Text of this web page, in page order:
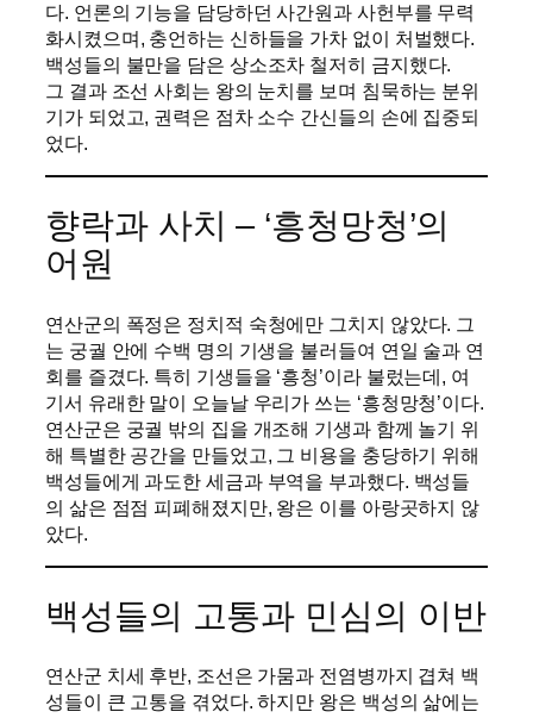
다. 언론의 기능을 담당하던 사간원과 사헌부를 무력
화시켰으며, 충언하는 신하들을 가차 없이 처벌했다.
백성들의 불만을 담은 상소조차 철저히 금지했다.
그 결과 조선 사회는 왕의 눈치를 보며 침묵하는 분위
기가 되었고, 권력은 점차 소수 간신들의 손에 집중되
었다.
향락과 사치 – ‘흥청망청’의
어원
연산군의 폭정은 정치적 숙청에만 그치지 않았다. 그
는 궁궐 안에 수백 명의 기생을 불러들여 연일 술과 연
회를 즐겼다. 특히 기생들을 ‘흥청’이라 불렀는데, 여
기서 유래한 말이 오늘날 우리가 쓰는 ‘흥청망청’이다.
연산군은 궁궐 밖의 집을 개조해 기생과 함께 놀기 위
해 특별한 공간을 만들었고, 그 비용을 충당하기 위해
백성들에게 과도한 세금과 부역을 부과했다. 백성들
의 삶은 점점 피폐해졌지만, 왕은 이를 아랑곳하지 않
았다.
백성들의 고통과 민심의 이반
연산군 치세 후반, 조선은 가뭄과 전염병까지 겹쳐 백
성들이 큰 고통을 겪었다. 하지만 왕은 백성의 삶에는